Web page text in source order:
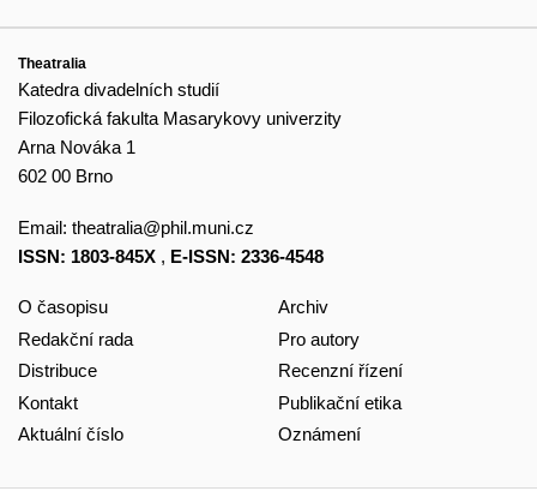
Theatralia
Katedra divadelních studií
Filozofická fakulta Masarykovy univerzity
Arna Nováka 1
602 00 Brno
Email: theatralia@phil.muni.cz
ISSN: 1803-845X , E-ISSN: 2336-4548
O časopisu
Redakční rada
Distribuce
Kontakt
Aktuální číslo
Archiv
Pro autory
Recenzní řízení
Publikační etika
Oznámení